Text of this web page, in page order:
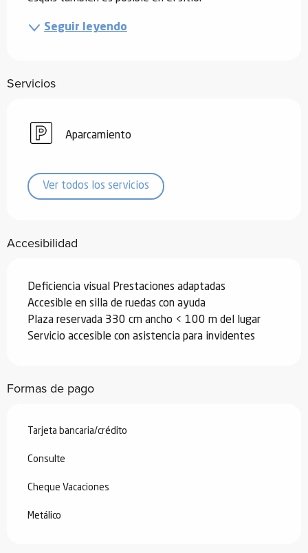
Seguir leyendo
Servicios
Aparcamiento
Ver todos los servicios
Accesibilidad
Deficiencia visual Prestaciones adaptadas
Accesible en silla de ruedas con ayuda
Plaza reservada 330 cm ancho < 100 m del lugar
Servicio accesible con asistencia para invidentes
Formas de pago
Tarjeta bancaria/crédito
Consulte
Cheque Vacaciones
Metálico